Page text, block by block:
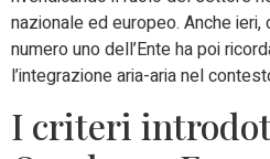
nazionale ed europeo. Anche
numero uno dell’Ente ha poi
l’integrazione aria-aria nel
I criteri